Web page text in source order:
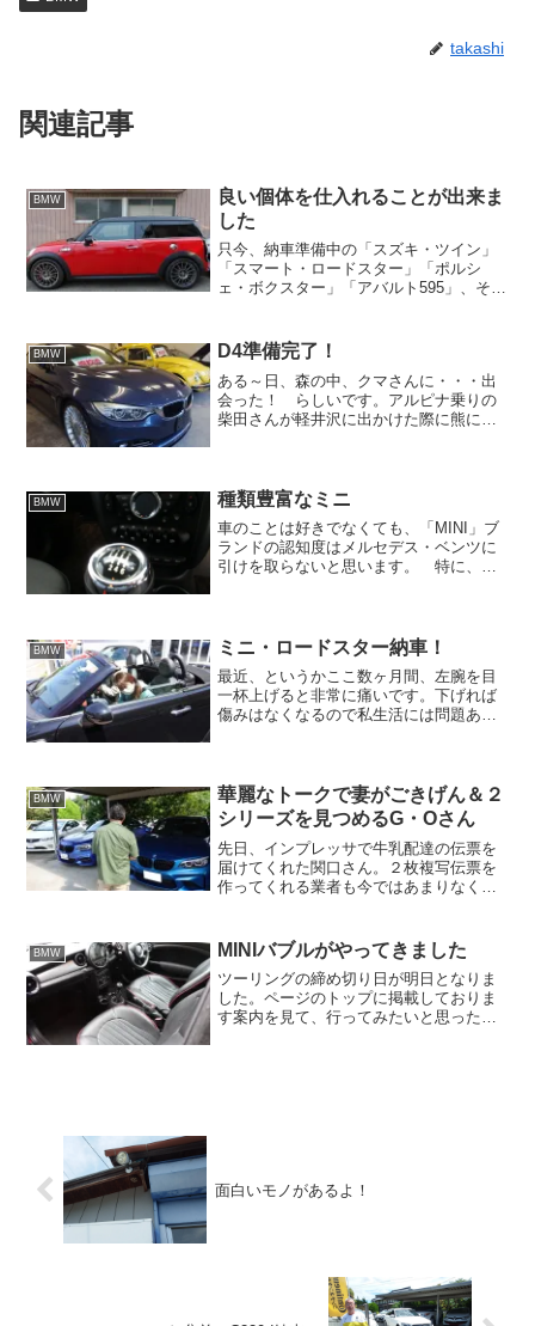
takashi
関連記事
BMW
良い個体を仕入れることが出来ま
した
只今、納車準備中の「スズキ・ツイン」
「スマート・ロードスター」「ポルシ
ェ・ボクスター」「アバルト595」、そし
にご新規のお客様でございます。ゴール
デンウィークも終わり...
BMW D4準備完了！
ある～日、森の中、クマさんに・・・出
会った！ らしいです。アルピナ乗りの
柴田さんが軽井沢に出かけた際に熊に出
の神山さんも趣味の登...
BMW 種類豊富なミニ
車のことは好きでなくても、「MINI」ブ
ランドの認知度はメルセデス・ベンツに
引けを取らないと思います。 特に、可
ことを知っている人は...
BMW ミニ・ロードスター納車！
最近、というかここ数ヶ月間、左腕を目
一杯上げると非常に痛いです。下げれば
傷みはなくなるので私生活には問題あり
から「そんなの四十肩じゃ...
BMW
華麗なトークで妻がごきげん＆２
シリーズを見つめるG・Oさん
先日、インプレッサで牛乳配達の伝票を
届けてくれた関口さん。２枚複写伝票を
作ってくれる業者も今ではあまりなく、
でいい音を奏でたスポーツカーで届けて
くれる、クルマ好きには堪...
BMW MINIバブルがやってきました
ツーリングの締め切り日が明日となりま
した。ページのトップに掲載しておりま
す案内を見て、行ってみたいと思ったお
面白いモノがあるよ！